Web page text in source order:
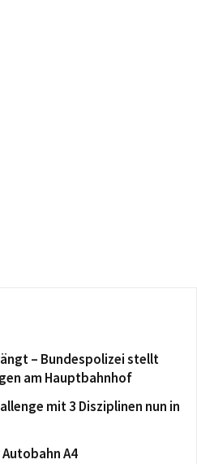
– Bundespolizei stellt
am Hauptbahnhof
mit 3 Disziplinen nun in
A4